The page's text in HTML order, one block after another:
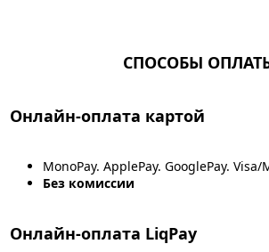
СПОСОБЫ
Онлайн-оплата картой
MonoPay. ApplePay. GooglePay.
Без комиссии
Онлайн-оплата LiqPay